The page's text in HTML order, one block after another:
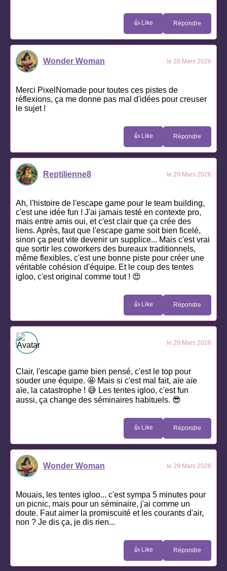
👍 Like Répondre
Wonder Woman le 28 Mars 2026
Merci PixelNomade pour toutes ces pistes de
réflexions, ça me donne pas mal d'idées pour creuser
le sujet !
👍 Like Répondre
Reptilienne8 le 29 Mars 2026
Ah, l'histoire de l'escape game pour le team building,
c'est une idée fun ! J'ai jamais testé en contexte pro,
mais entre amis oui, et c'est clair que ça crée des
liens. Après, faut que l'escape game soit bien ficelé,
sinon ça peut vite devenir un supplice... Mais c'est vrai
que sortir les coworkers des bureaux traditionnels,
même flexibles, c'est une bonne piste pour créer une
véritable cohésion d'équipe. Et le coup des tentes
igloo, c'est original comme tout ! 😍
👍 Like Répondre
le 29 Mars 2026
Clair, l'escape game bien pensé, c'est le top pour
souder une équipe. 🤩 Mais si c'est mal fait, aïe aïe
aïe, la catastrophe ! 😅 Les tentes igloo, c'est fun
aussi, ça change des séminaires habituels. 😎
👍 Like Répondre
Wonder Woman le 29 Mars 2026
Mouais, les tentes igloo... c'est sympa 5 minutes pour
un picnic, mais pour un séminaire, j'ai comme un
doute. Faut aimer la promiscuité et les courants d'air,
non ? Je dis ça, je dis rien...
👍 Like Répondre